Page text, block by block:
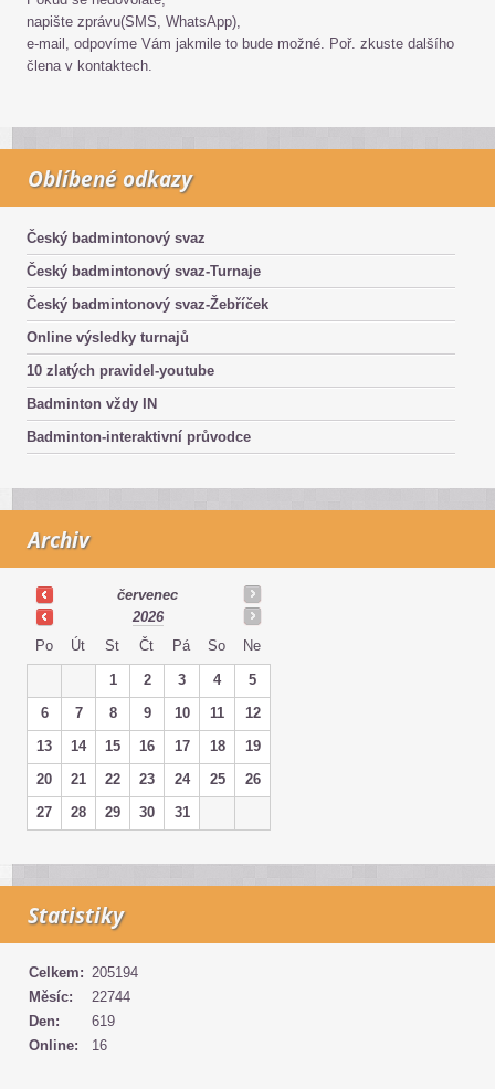
napište zprávu(SMS, WhatsApp),
e-mail, odpovíme Vám jakmile to bude možné. Poř. zkuste dalšího
člena v kontaktech.
Oblíbené odkazy
Český badmintonový svaz
Český badmintonový svaz-Turnaje
Český badmintonový svaz-Žebříček
Online výsledky turnajů
10 zlatých pravidel-youtube
Badminton vždy IN
Badminton-interaktivní průvodce
Archiv
červenec
2026
Po
Út St Čt Pá So Ne
1 2 3 4
5
6
7 8 9 10 11
12
13
14 15 16 17 18
19
20
21 22 23 24 25
26
27
28 29 30 31
Statistiky
Online: 16
Celkem: 205194
Měsíc:
22744
Den:
619